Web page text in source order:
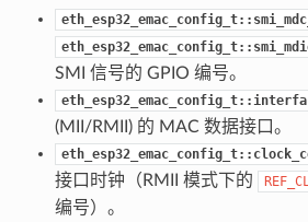
SMI 信号的 GPIO 编号。
(MII/RMII) 的 MAC 数据接口。
接口时钟（RMII 模式下的
编号）。